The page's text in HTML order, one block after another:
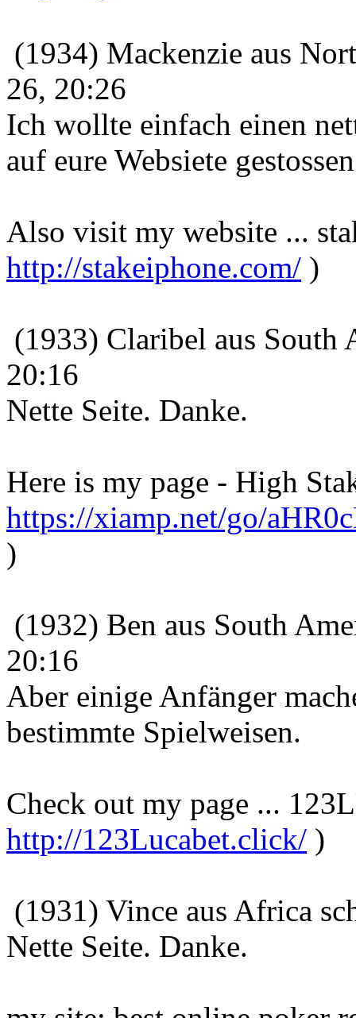
(1934) Mackenzie aus
26, 20:26
Ich wollte einfach einen
auf eure Websiete
Also visit my website ...
http://stakeiphone.com/ )
(1933) Claribel aus South
20:16
Nette Seite. Danke.
Here is my page - High
https://xiamp.net/go/
)
(1932) Ben aus South
20:16
Aber einige Anfänger
bestimmte Spielweisen.
Check out my page ...
http://123Lucabet.click/ )
(1931) Vince aus Africa
Nette Seite. Danke.